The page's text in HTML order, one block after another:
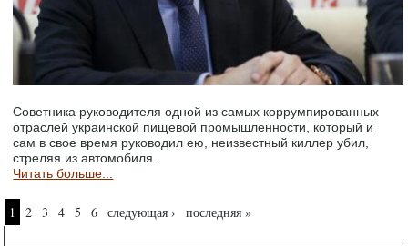
Советника руководителя одной из самых коррумпированных
отраслей украинской пищевой промышленности, который и
сам в свое время руководил ею, неизвестный киллер убил,
стреляя из автомобиля.
Читать больше...
Страницы
1 2 3 4 5 6 следующая › последняя »